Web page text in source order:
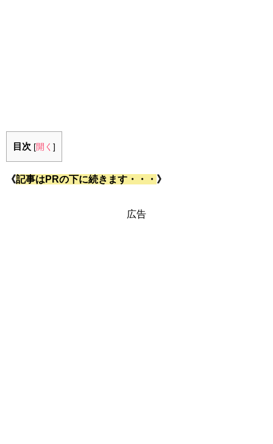
目次 [開く ]
《記事はPRの下に続きます・・・ 》
広告